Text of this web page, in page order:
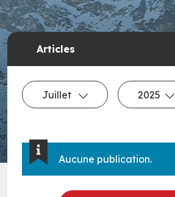
Articles
Juillet 2025
Aucune publication.